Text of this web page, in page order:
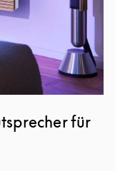
für